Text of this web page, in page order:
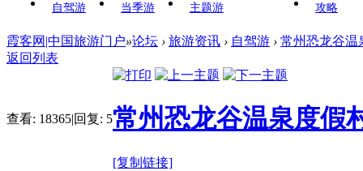
自驾游
当季游 主题游
攻略
霞客网|中国旅游门户»论坛 › 旅游资讯 › 自驾游 › 常州恐龙谷温
返回列表
查看: 18365|回复: 5常州恐龙谷温泉度假
[复制链接]